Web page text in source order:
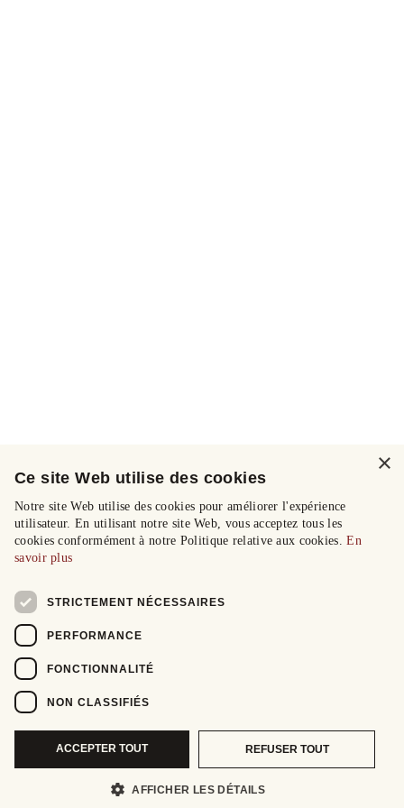
×
Ce site Web utilise des cookies
Notre site Web utilise des cookies pour améliorer l'expérience
utilisateur. En utilisant notre site Web, vous acceptez tous les
cookies conformément à notre Politique relative aux cookies.En
savoir plus
STRICTEMENT NÉCESSAIRES
PERFORMANCE
FONCTIONNALITÉ
NON CLASSIFIÉS
ACCEPTER TOUT REFUSER TOUT
AFFICHER LES DÉTAILS